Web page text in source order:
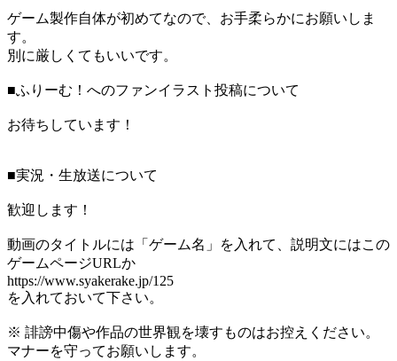
ゲーム製作自体が初めてなので、お手柔らかにお願いしま
す。
別に厳しくてもいいです。
■ふりーむ！へのファンイラスト投稿について
お待ちしています！
■実況・生放送について
歓迎します！
動画のタイトルには「ゲーム名」を入れて、説明文にはこの
ゲームページURLか
https://www.syakerake.jp/125
を入れておいて下さい。
※ 誹謗中傷や作品の世界観を壊すものはお控えください。
マナーを守ってお願いします。